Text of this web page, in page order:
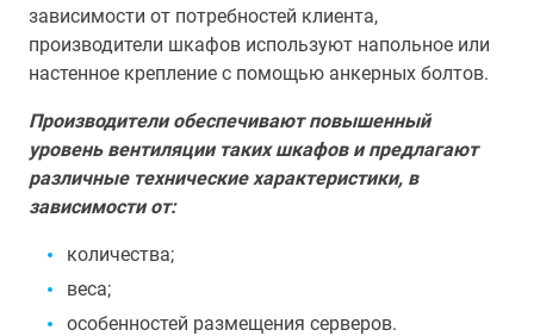
зависимости от потребностей клиента,
производители шкафов используют напольное или
настенное крепление с помощью анкерных болтов.
Производители обеспечивают повышенный
уровень вентиляции таких шкафов и предлагают
различные технические характеристики, в
зависимости от:
количества;
веса;
особенностей размещения серверов.